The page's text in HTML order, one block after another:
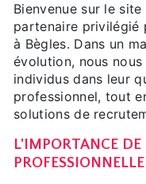
Bienvenue sur le
partenaire privilégié
à Bègles. Dans un
évolution, nous
individus dans leur
professionnel, tout
solutions de
L'IMPORTANCE
PROFESSIONNELLE